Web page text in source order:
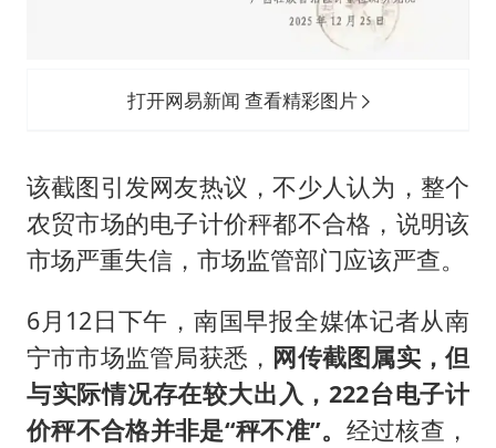
打开网易新闻 查看精彩图片
该截图引发网友热议，不少人认为，整个
农贸市场的电子计价秤都不合格，说明该
市场严重失信，市场监管部门应该严查。
6月12日下午，南国早报全媒体记者从南
宁市市场监管局获悉， 网传截图属实，但
与实际情况存在较大出入，222台电子计
价秤不合格并非是“秤不准”。 经过核查，